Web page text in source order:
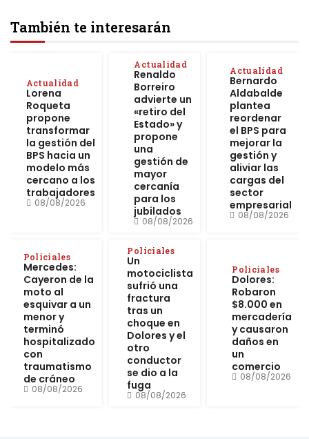
También te interesarán
Actualidad
Lorena
Roqueta
propone
transformar
la gestión del
BPS hacia un
modelo más
cercano a los
trabajadores
08/08/2026
Actualidad
Renaldo
Borreiro
advierte un
«retiro del
Estado» y
propone
una
gestión de
mayor
cercanía
para los
jubilados
08/08/2026
Actualidad
Bernardo
Aldabalde
plantea
reordenar
el BPS para
mejorar la
gestión y
aliviar las
cargas del
sector
empresarial
08/08/2026
Policiales
Mercedes:
Cayeron de la
moto al
esquivar a un
menor y
terminó
hospitalizado
con
traumatismo
de cráneo
08/08/2026
Policiales
Un
motociclista
sufrió una
fractura
tras un
choque en
Dolores y el
otro
conductor
se dio a la
fuga
08/08/2026
Policiales
Dolores:
Robaron
$8.000 en
mercadería
y causaron
daños en
un
comercio
08/08/2026